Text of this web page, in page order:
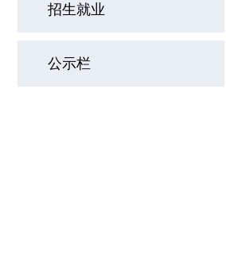
招生就业
公示栏